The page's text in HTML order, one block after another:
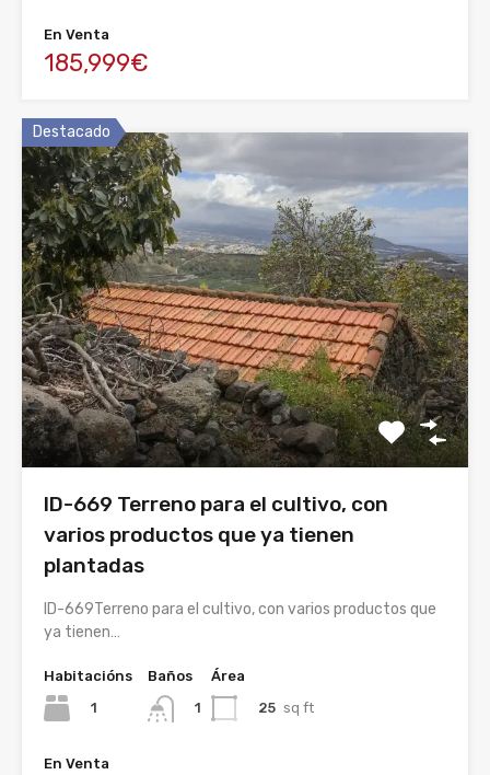
En Venta
185,999€
Destacado
ID-669 Terreno para el cultivo, con
varios productos que ya tienen
plantadas
ID-669Terreno para el cultivo, con varios productos que
ya tienen…
Habitacións
1
Baños
1
Área
25 sq ft
En Venta